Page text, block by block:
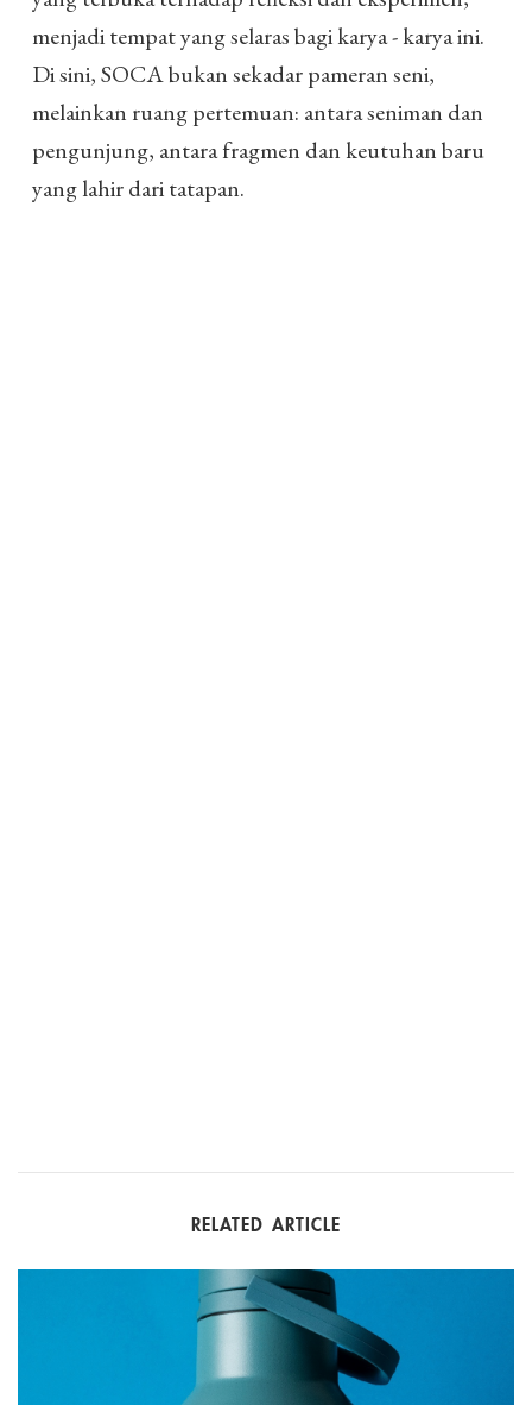
menjadi tempat yang selaras bagi karya - karya ini.
Di sini, SOCA bukan sekadar pameran seni,
melainkan ruang pertemuan: antara seniman dan
pengunjung, antara fragmen dan keutuhan baru
yang lahir dari tatapan.
RELATED ARTICLE